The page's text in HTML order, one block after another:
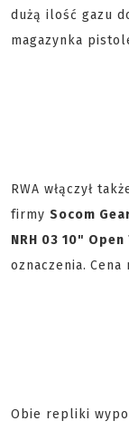
dużą ilość gazu
magazynka
RWA włączył
firmy Socom
NRH 03 10" Open
oznaczenia. Cena
Obie repliki